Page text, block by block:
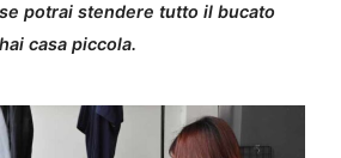
potrai stendere tutto il bucato
casa piccola.